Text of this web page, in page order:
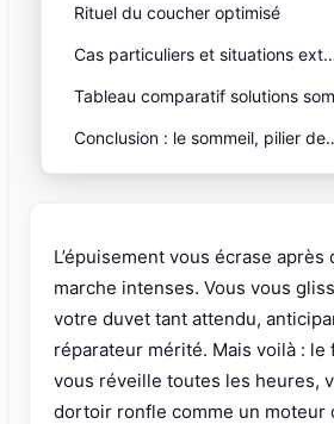
L’épuisement vous écrase
marche intenses. Vous vous
votre duvet tant attendu,
réparateur mérité. Mais voilà : le
vous réveille toutes les heures,
dortoir ronfle comme un moteur
Rituel du coucher optimisé
Cas particuliers et situations
Tableau comparatif solutions
Conclusion : le sommeil, pilier